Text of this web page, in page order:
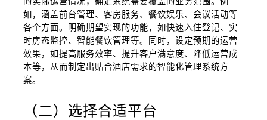
如，涵盖前台管理、客房服务、餐饮娱乐、会议活动等
各个方面。明确期望实现的功能，如快速入住登记、实
时房态监控、智能餐饮管理等。同时，设定预期的运营
效果，如提高服务效率、提升客户满意度、降低运营成
本等，从而制定出贴合酒店需求的智能化管理系统方
案。
（二）选择合适平台